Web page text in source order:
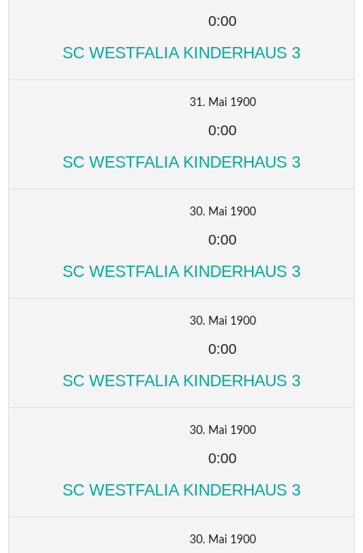
0:00
SC WESTFALIA KINDERHAUS 3
31. Mai 1900
0:00
SC WESTFALIA KINDERHAUS 3
30. Mai 1900
0:00
SC WESTFALIA KINDERHAUS 3
30. Mai 1900
0:00
SC WESTFALIA KINDERHAUS 3
30. Mai 1900
0:00
SC WESTFALIA KINDERHAUS 3
30. Mai 1900